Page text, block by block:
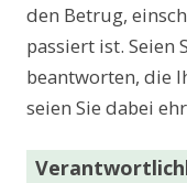
den Betrug,
passiert ist. Seien
beantworten, die
seien Sie dabei